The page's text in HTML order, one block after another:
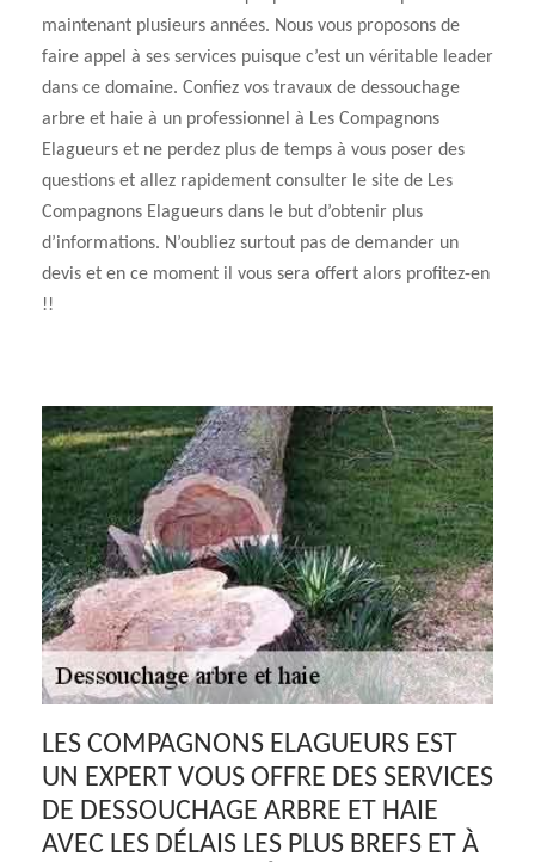
maintenant plusieurs années. Nous vous proposons de
faire appel à ses services puisque c’est un véritable leader
dans ce domaine. Confiez vos travaux de dessouchage
arbre et haie à un professionnel à Les Compagnons
Elagueurs et ne perdez plus de temps à vous poser des
questions et allez rapidement consulter le site de Les
Compagnons Elagueurs dans le but d’obtenir plus
d’informations. N’oubliez surtout pas de demander un
devis et en ce moment il vous sera offert alors profitez-en
!!
LES COMPAGNONS ELAGUEURS EST
UN EXPERT VOUS OFFRE DES SERVICES
DE DESSOUCHAGE ARBRE ET HAIE
AVEC LES DÉLAIS LES PLUS BREFS ET À